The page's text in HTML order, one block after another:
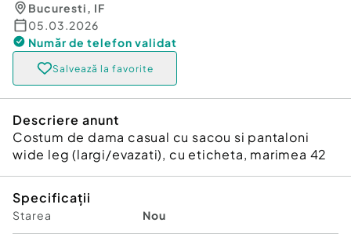
Bucuresti, IF
05.03.2026
Număr de telefon validat
Salvează la favorite
Descriere anunt
Costum de dama casual cu sacou si pantaloni
wide leg (largi/evazati), cu eticheta, marimea 42
Specificații
Starea Nou